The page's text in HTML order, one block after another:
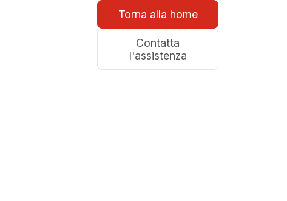
Torna alla home
Contatta
l'assistenza